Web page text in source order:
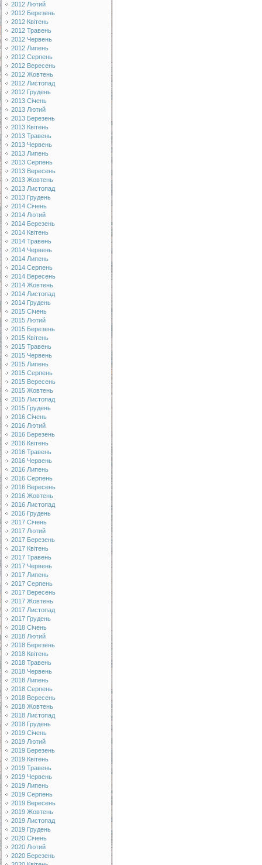
2012 Лютий
2012 Березень
2012 Квітень
2012 Травень
2012 Червень
2012 Липень
2012 Серпень
2012 Вересень
2012 Жовтень
2012 Листопад
2012 Грудень
2013 Січень
2013 Лютий
2013 Березень
2013 Квітень
2013 Травень
2013 Червень
2013 Липень
2013 Серпень
2013 Вересень
2013 Жовтень
2013 Листопад
2013 Грудень
2014 Січень
2014 Лютий
2014 Березень
2014 Квітень
2014 Травень
2014 Червень
2014 Липень
2014 Серпень
2014 Вересень
2014 Жовтень
2014 Листопад
2014 Грудень
2015 Січень
2015 Лютий
2015 Березень
2015 Квітень
2015 Травень
2015 Червень
2015 Липень
2015 Серпень
2015 Вересень
2015 Жовтень
2015 Листопад
2015 Грудень
2016 Січень
2016 Лютий
2016 Березень
2016 Квітень
2016 Травень
2016 Червень
2016 Липень
2016 Серпень
2016 Вересень
2016 Жовтень
2016 Листопад
2016 Грудень
2017 Січень
2017 Лютий
2017 Березень
2017 Квітень
2017 Травень
2017 Червень
2017 Липень
2017 Серпень
2017 Вересень
2017 Жовтень
2017 Листопад
2017 Грудень
2018 Січень
2018 Лютий
2018 Березень
2018 Квітень
2018 Травень
2018 Червень
2018 Липень
2018 Серпень
2018 Вересень
2018 Жовтень
2018 Листопад
2018 Грудень
2019 Січень
2019 Лютий
2019 Березень
2019 Квітень
2019 Травень
2019 Червень
2019 Липень
2019 Серпень
2019 Вересень
2019 Жовтень
2019 Листопад
2019 Грудень
2020 Січень
2020 Лютий
2020 Березень